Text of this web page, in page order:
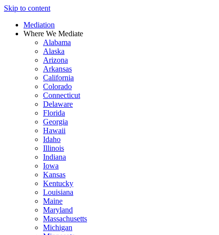
Skip to content
Mediation
Where We Mediate
Alabama
Alaska
Arizona
Arkansas
California
Colorado
Connecticut
Delaware
Florida
Georgia
Hawaii
Idaho
Illinois
Indiana
Iowa
Kansas
Kentucky
Louisiana
Maine
Maryland
Massachusetts
Michigan